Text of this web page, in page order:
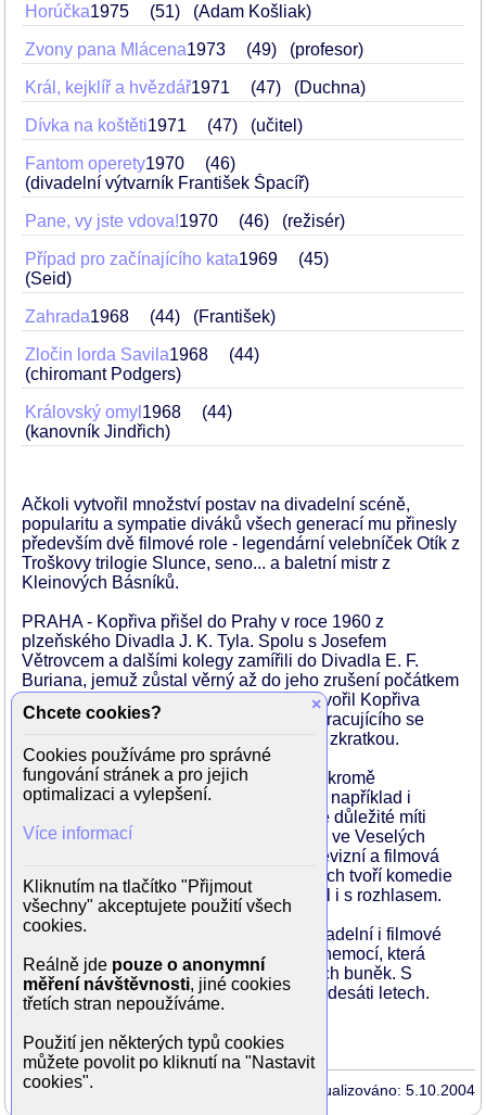
Horúčka1975 51 (Adam Košliak)
Zvony pana Mlácena1973 49 (profesor)
Král, kejklíř a hvězdář1971 47 (Duchna)
Dívka na koštěti1971 47 (učitel)
Fantom operety1970
46
(divadelní výtvarník František Špacíř)
Pane, vy jste vdova!1970 46 (režisér)
Případ pro začínajícího kata1969
45
(Seid)
Zahrada1968 44 (František)
Zločin lorda Savila1968
44
(chiromant Podgers)
Královský omyl 1968
44
(kanovník Jindřich)
Ačkoli vytvořil množství postav na divadelní scéně,
popularitu a sympatie diváků všech generací mu přinesly
především dvě filmové role - legendární velebníček Otík z
Troškovy trilogie Slunce, seno... a baletní mistr z
Kleinových Básníků.
PRAHA - Kopřiva přišel do Prahy v roce 1960 z
plzeňského Divadla J. K. Tyla. Spolu s Josefem
Větrovcem a dalšími kolegy zamířili do Divadla E. F.
Buriana, jemuž zůstal věrný až do jeho zrušení počátkem
90. let. Za tři desetiletí na této scéně vytvořil Kopřiva
osobitý komediální typ herce dovedně pracujícího se
slovním i gestickým detailem i groteskní zkratkou.
Jeho osudem byly postavy velebníčků - kromě
zmíněného Otíka z Troškova filmu to byl například i
reverend z Wildeovy konverzačky Jak je důležité míti
Filipa. Neodolatelný byl také jako Cajus ve Veselých
paničkách windsorských. Kopřivova televizní a filmová
tvorba čítá více než třicet titulů, řadu z nich tvoří komedie
a pohádky pro děti. Často spolupracoval i s rozhlasem.
V posledních letech Kopřiva odmítal divadelní i filmové
nabídky. Bojoval totiž s Parkinsonovou nemocí, která
způsobuje předčasné stárnutí mozkových buněk. S
manželkou Evou se oženil v jednasedmdesáti letech.
Zdroj: Novinky, Právo, 5.10.2004
Aktualizováno: 5.10.2004
×
Chcete cookies?
Cookies používáme pro správné
fungování stránek a pro jejich
optimalizaci a vylepšení.
Více informací
Kliknutím na tlačítko "Přijmout
všechny" akceptujete použití všech
cookies.
Reálně jde pouze o anonymní
měření návštěvnosti, jiné cookies
třetích stran nepoužíváme.
Použití jen některých typů cookies
můžete povolit po kliknutí na "Nastavit
cookies".